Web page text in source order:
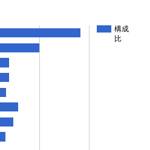
構成
比